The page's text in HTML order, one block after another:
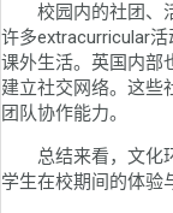
校园内的社团、活
许多extracurricular
课外生活。英国内部
建立社交网络。这些
团队协作能力。
总结来看，文化环
学生在校期间的体验